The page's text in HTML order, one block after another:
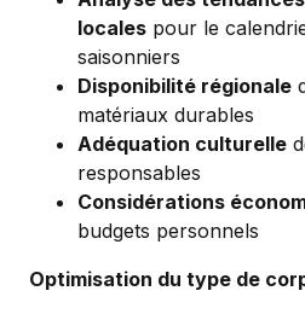
locales pour le
saisonniers
Disponibilité régionale
matériaux durables
Adéquation culturelle
responsables
Considérations
budgets personnels
Optimisation du type de